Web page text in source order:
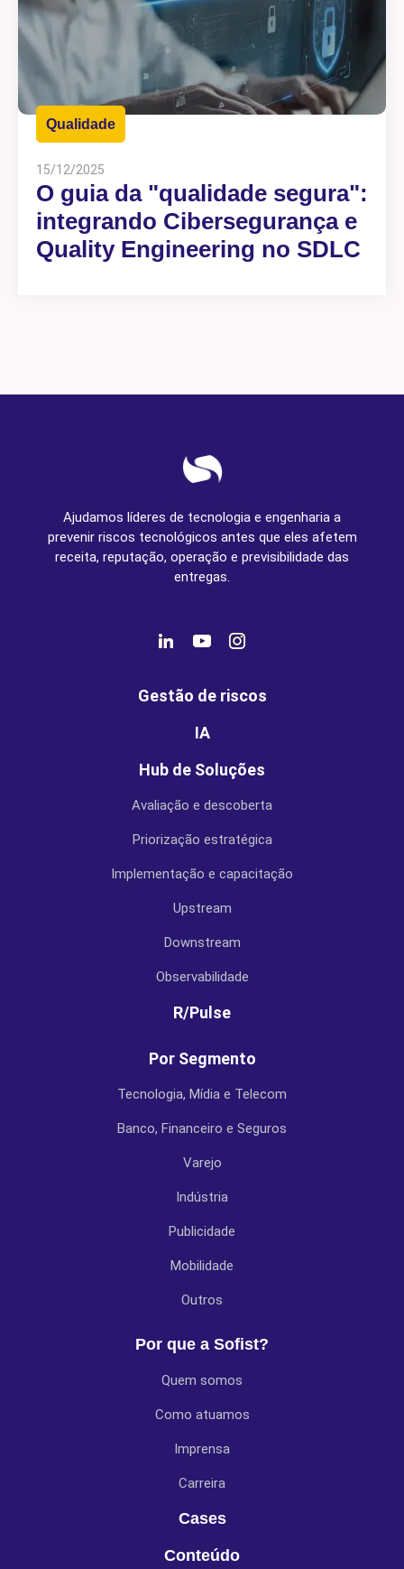
Qualidade
15/12/2025
O guia da "qualidade segura":
integrando Cibersegurança e
Quality Engineering no SDLC
Ajudamos líderes de tecnologia e engenharia a
prevenir riscos tecnológicos antes que eles afetem
receita, reputação, operação e previsibilidade das
entregas.
Gestão de riscos
IA
Hub de Soluções
Avaliação e descoberta
Priorização estratégica
Implementação e capacitação
Upstream
Downstream
Observabilidade
R/Pulse
Por Segmento
Tecnologia, Mídia e Telecom
Banco, Financeiro e Seguros
Varejo
Indústria
Publicidade
Mobilidade
Outros
Por que a Sofist?
Quem somos
Como atuamos
Imprensa
Carreira
Cases
Conteúdo